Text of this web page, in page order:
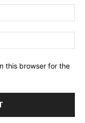
this browser for the